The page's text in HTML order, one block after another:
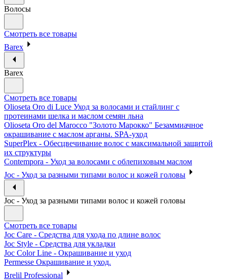
Волосы
Смотреть все товары
Barex
Barex
Смотреть все товары
Olioseta Oro di Luce Уход за волосами и стайлинг с
протеинами шелка и маслом семян льна
Olioseta Oro del Marocco "Золото Марокко" Безаммиачное
окрашивание с маслом арганы. SPA-уход
SuperPlex - Обесцвечивание волос с максимальной защитой
их структуры
Contempora - Уход за волосами с облепиховым маслом
Joc - Уход за разными типами волос и кожей головы
Joc - Уход за разными типами волос и кожей головы
Смотреть все товары
Joc Care - Средства для ухода по длине волос
Joc Style - Средства для укладки
Joc Color Line - Окрашивание и уход
Permesse Окрашивание и уход.
Brelil Professional